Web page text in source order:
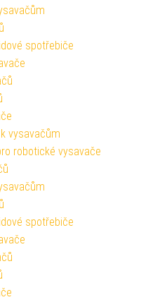
spotřebiče
vysavačům
robotické vysavače
spotřebiče